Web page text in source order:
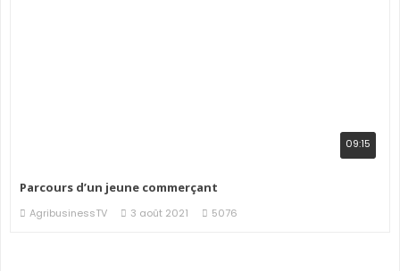
09:15
Parcours d’un jeune commerçant
AgribusinessTV 3 août 2021 5076